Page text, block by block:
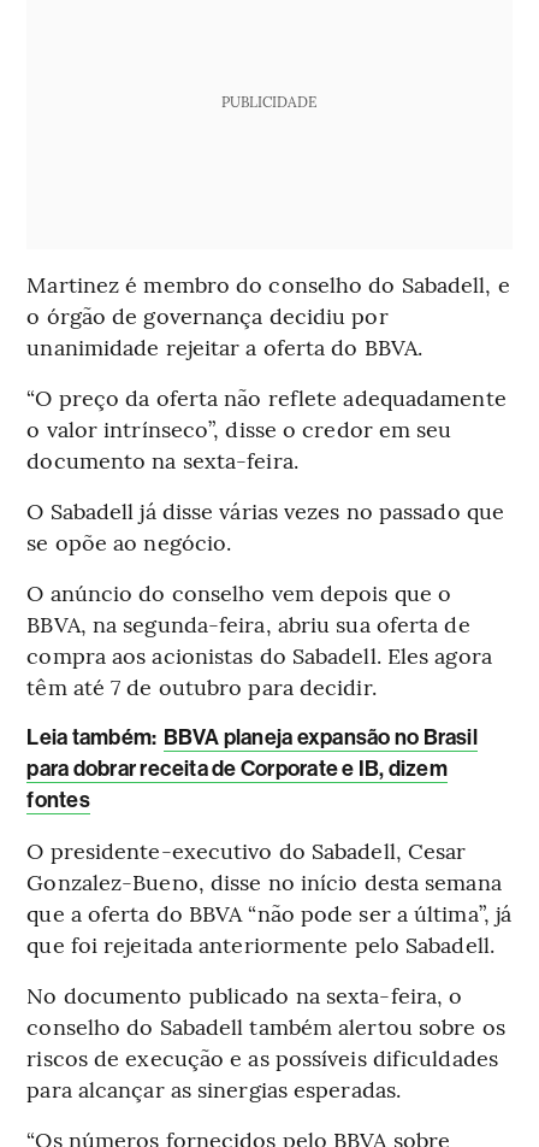
PUBLICIDADE
Martinez é membro do conselho do Sabadell, e
o órgão de governança decidiu por
unanimidade rejeitar a oferta do BBVA.
“O preço da oferta não reflete adequadamente
o valor intrínseco”, disse o credor em seu
documento na sexta-feira.
O Sabadell já disse várias vezes no passado que
se opõe ao negócio.
O anúncio do conselho vem depois que o
BBVA, na segunda-feira, abriu sua oferta de
compra aos acionistas do Sabadell. Eles agora
têm até 7 de outubro para decidir.
Leia também: BBVA planeja expansão no Brasil
para dobrar receita de Corporate e IB, dizem
fontes
O presidente-executivo do Sabadell, Cesar
Gonzalez-Bueno, disse no início desta semana
que a oferta do BBVA “não pode ser a última”, já
que foi rejeitada anteriormente pelo Sabadell.
No documento publicado na sexta-feira, o
conselho do Sabadell também alertou sobre os
riscos de execução e as possíveis dificuldades
para alcançar as sinergias esperadas.
“Os números fornecidos pelo BBVA sobre